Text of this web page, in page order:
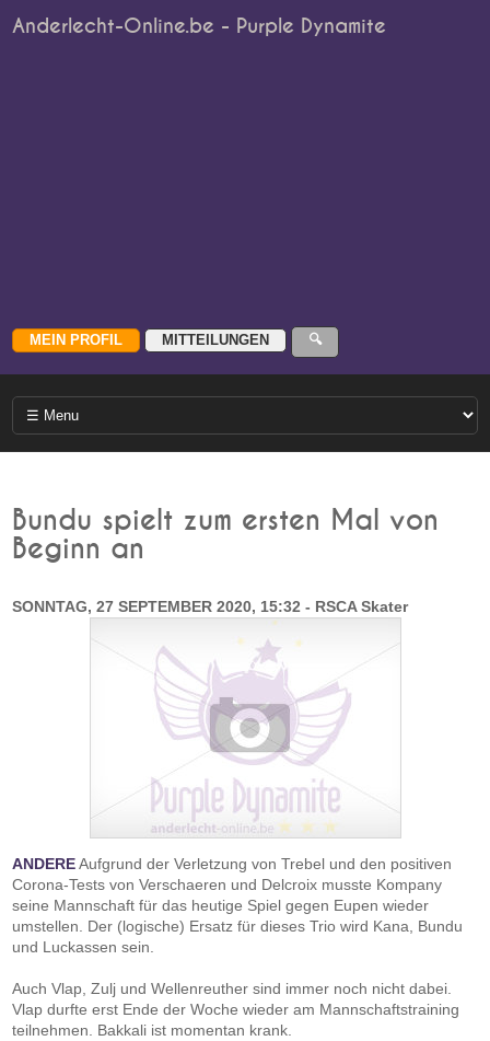
Anderlecht-Online.be - Purple Dynamite
Bundu spielt zum ersten Mal von
Beginn an
SONNTAG, 27 SEPTEMBER 2020, 15:32 - RSCA Skater
ANDEREAufgrund der Verletzung von Trebel und den positiven
Corona-Tests von Verschaeren und Delcroix musste Kompany
seine Mannschaft für das heutige Spiel gegen Eupen wieder
umstellen. Der (logische) Ersatz für dieses Trio wird Kana, Bundu
und Luckassen sein.
Auch Vlap, Zulj und Wellenreuther sind immer noch nicht dabei.
Vlap durfte erst Ende der Woche wieder am Mannschaftstraining
teilnehmen. Bakkali ist momentan krank.